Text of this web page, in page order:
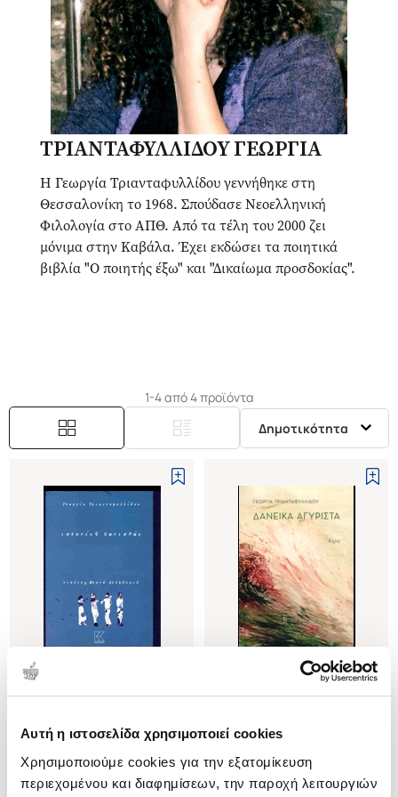
Αυτή η ιστοσελίδα χρησιμοποιεί cookies
Χρησιμοποιούμε cookies για την εξατομίκευση
περιεχομένου και διαφημίσεων, την παροχή λειτουργιών
ΤΡΙΑΝΤΑΦΥΛΛΙΔΟΥ ΓΕΩΡΓΙΑ
Η Γεωργία Τριανταφυλλίδου γεννήθηκε στη
Θεσσαλονίκη το 1968. Σπούδασε Νεοελληνική
Φιλολογία στο ΑΠΘ. Από τα τέλη του 2000 ζει
μόνιμα στην Καβάλα. Έχει εκδώσει τα ποιητικά
βιβλία "Ο ποιητής έξω" και "Δικαίωμα προσδοκίας".
1-4 από 4 προϊόντα
Δημοτικότητα
(0)
ΤΡΙΑΝΤΑΦΥΛΛΙΔΟΥ
ΓΕΩΡΓΙΑ
Κωδ. Πολιτείας:7308-0431
(0)
ΤΡΙΑΝΤΑΦΥΛΛΙΔΟΥ
ΓΕΩΡΓΙΑ
Κωδ. Πολιτείας:2274-0070